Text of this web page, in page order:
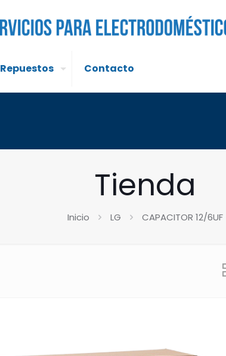
Repuestos Contacto
Tienda
Inicio LG CAPACITOR 12/6UF